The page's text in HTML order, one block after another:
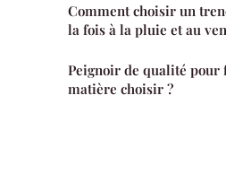
Comment choisir un
la fois à la pluie et au
Peignoir de qualité pour
matière choisir ?